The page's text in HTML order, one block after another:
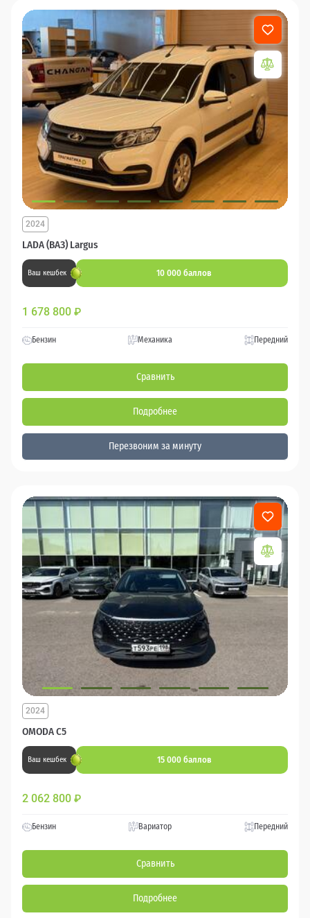
LADA (ВАЗ) Largus
2024
Ваш кешбек 10 000 баллов
1 678 800 ₽
Бензин Механика Передний
Сравнить
Подробнее
Перезвоним за минуту
OMODA C5
2024
Ваш кешбек 15 000 баллов
2 062 800 ₽
Бензин Вариатор Передний
Сравнить
Подробнее